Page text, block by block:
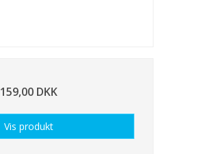
159,00 DKK
Vis produkt